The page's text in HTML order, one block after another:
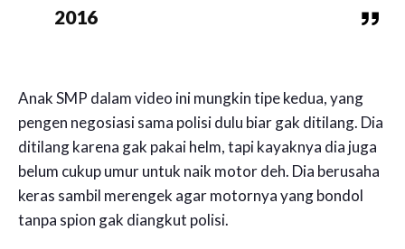
2016
Anak SMP dalam video ini mungkin tipe kedua, yang
pengen negosiasi sama polisi dulu biar gak ditilang. Dia
ditilang karena gak pakai helm, tapi kayaknya dia juga
belum cukup umur untuk naik motor deh. Dia berusaha
keras sambil merengek agar motornya yang bondol
tanpa spion gak diangkut polisi.